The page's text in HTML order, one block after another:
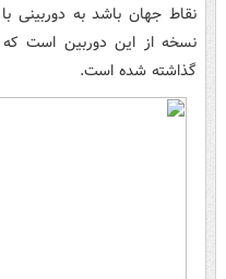
گذاشته شده است.